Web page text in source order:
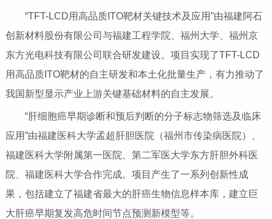
“TFT-LCD用高品质ITO靶材关键技术及应用”由福建阿石
创新材料股份有限公司与福建工程学院、福州大学、福州京
东方光电科技有限公司联合研发建设。项目实现了TFT-LCD
用高品质ITO靶材的自主研发和本土化批量生产，有力推动了
我国新型显示产业上游关键基础材料的自主发展。
“肝细胞癌早期诊断和预后判断的分子标志物筛选及临床
应用”由福建医科大学孟超肝胆医院（福州市传染病医院）、
福建医科大学附属第一医院、第二军医大学东方肝胆外科医
院、福建医科大学合作完成。项目产生了一系列创新性成
果，包括建立了福建省最大的肝癌生物信息样本库，建立巨
大肝癌早期复发高危时间节点预测新模型等。